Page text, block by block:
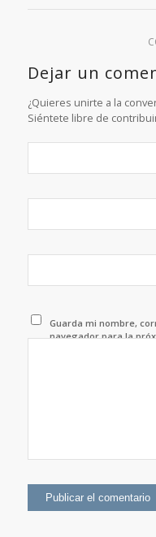
Dejar un
¿Quieres unirte a la
Siéntete libre de
Guarda mi nombre,
navegador para la